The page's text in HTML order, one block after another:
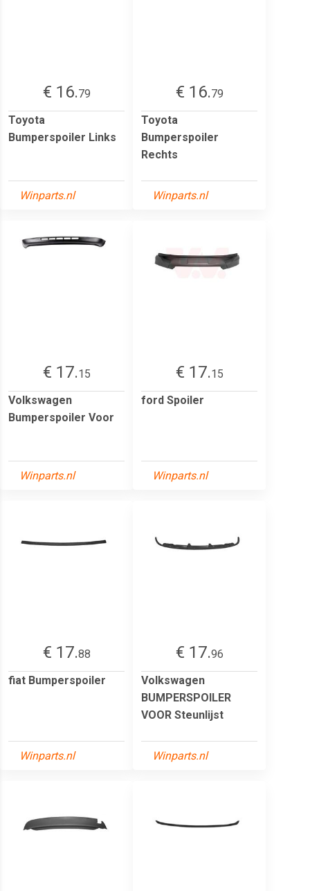
€ 16.79
Toyota
Bumperspoiler Links
Winparts.nl
€ 16.79
Toyota
Bumperspoiler
Rechts
Winparts.nl
€ 17.15
Volkswagen
Bumperspoiler Voor
Winparts.nl
€ 17.15
ford Spoiler
Winparts.nl
€ 17.88
fiat Bumperspoiler
Winparts.nl
€ 17.96
Volkswagen
BUMPERSPOILER
VOOR Steunlijst
Winparts.nl